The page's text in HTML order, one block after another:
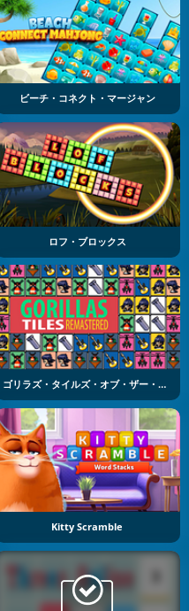
ビーチ・コネクト・マージャン
ロフ・ブロックス
ゴリラズ・タイルズ・オブ・ザー・アネクスペクティド
Kitty Scramble